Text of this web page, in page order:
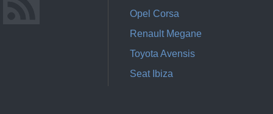
Opel Corsa
Renault Megane
Toyota Avensis
Seat Ibiza